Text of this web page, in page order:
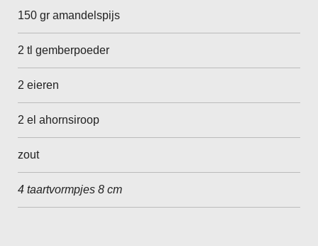
150 gr amandelspijs
2 tl gemberpoeder
2 eieren
2 el ahornsiroop
zout
4 taartvormpjes 8 cm